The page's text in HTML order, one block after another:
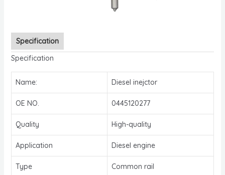
Specification
Specification
Name: Diesel inejctor
OE NO. 0445120277
Quality High-quality
Application Diesel engine
Type Common rail